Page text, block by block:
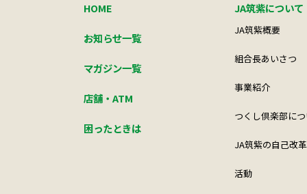
HOME
お知らせ一覧
マガジン一覧
店舗・ATM
困ったときは
JA筑紫について
JA筑紫概要
組合長あいさつ
事業紹介
つくし倶楽部に
JA筑紫の自己改革
活動